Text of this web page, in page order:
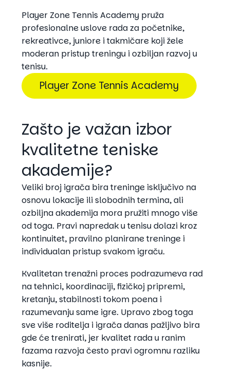
Player Zone Tennis Academy pruža
profesionalne uslove rada za početnike,
rekreativce, juniore i takmičare koji žele
moderan pristup treningu i ozbiljan razvoj u
tenisu.
Player Zone Tennis Academy
Zašto je važan izbor
kvalitetne teniske
akademije?
Veliki broj igrača bira treninge isključivo na
osnovu lokacije ili slobodnih termina, ali
ozbiljna akademija mora pružiti mnogo više
od toga. Pravi napredak u tenisu dolazi kroz
kontinuitet, pravilno planirane treninge i
individualan pristup svakom igraču.
Kvalitetan trenažni proces podrazumeva rad
na tehnici, koordinaciji, fizičkoj pripremi,
kretanju, stabilnosti tokom poena i
razumevanju same igre. Upravo zbog toga
sve više roditelja i igrača danas pažljivo bira
gde će trenirati, jer kvalitet rada u ranim
fazama razvoja često pravi ogromnu razliku
kasnije.